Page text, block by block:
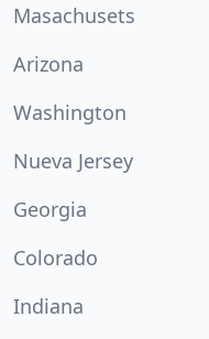
Masachusets
Arizona
Washington
Nueva Jersey
Georgia
Colorado
Indiana